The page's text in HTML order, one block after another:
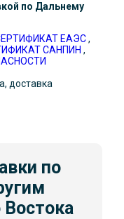
по Дальнему
ЕАЭС,
САНПИН ,
доставка
по